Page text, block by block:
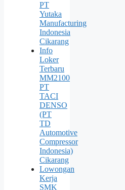
PT
Yutaka
Manufacturing
Indonesia
Cikarang
Info
Loker
Terbaru
MM2100
PT
TACI
DENSO
(PT
TD
Automotive
Compressor
Indonesia)
Cikarang
Lowongan
Kerja
SMK